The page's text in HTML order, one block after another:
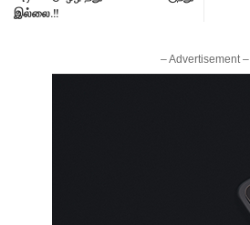
இல்லை.!!
– Advertisement –